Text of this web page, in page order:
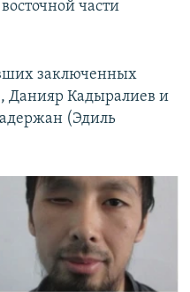
части
заключенных
Данияр Кадыралиев и
(Эдиль